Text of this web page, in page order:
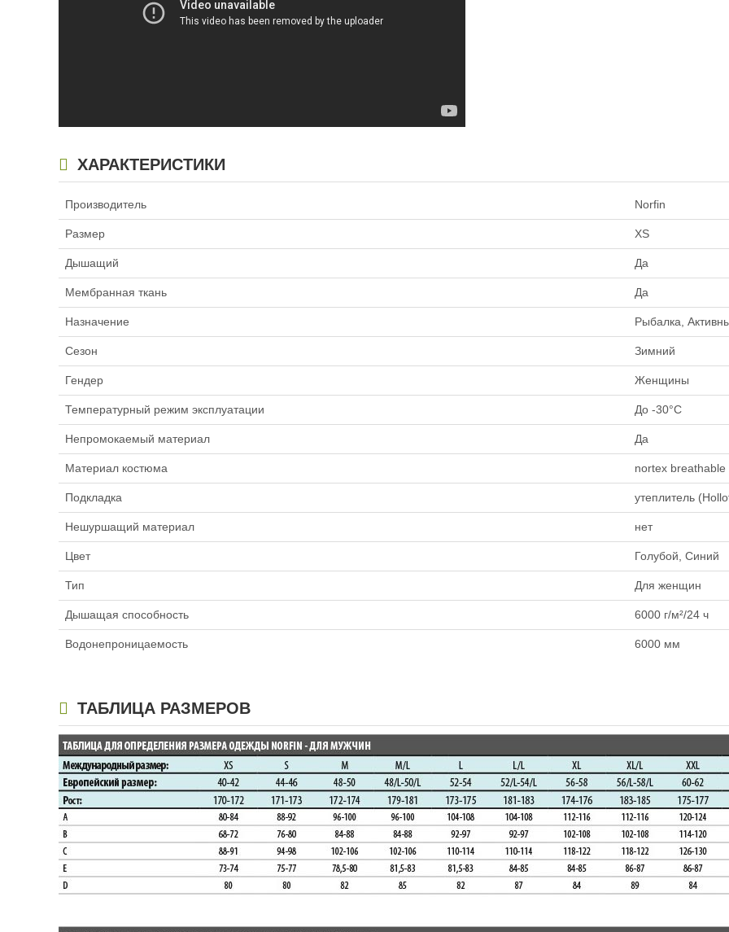
ХАРАКТЕРИСТИКИ
Производитель Norfin
Размер XS
Дышащий Да
Мембранная ткань Да
Назначение Рыбалка,
Сезон Зимний
Гендер Женщины
Температурный режим эксплуатации До -30°C
Непромокаемый материал Да
Материал костюма nortex breathable
Подкладка утеплитель
Нешуршащий материал нет
Цвет Голубой, Синий
Тип Для женщин
Дышащая способность 6000 г/м²/24 ч
Водонепроницаемость 6000 мм
ТАБЛИЦА РАЗМЕРОВ